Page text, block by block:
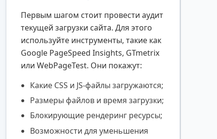
Первым шагом стоит провести аудит
текущей загрузки сайта. Для этого
используйте инструменты, такие как
Google PageSpeed Insights, GTmetrix
или WebPageTest. Они покажут:
Какие CSS и JS-файлы загружаются;
Размеры файлов и время загрузки;
Блокирующие рендеринг ресурсы;
Возможности для уменьшения